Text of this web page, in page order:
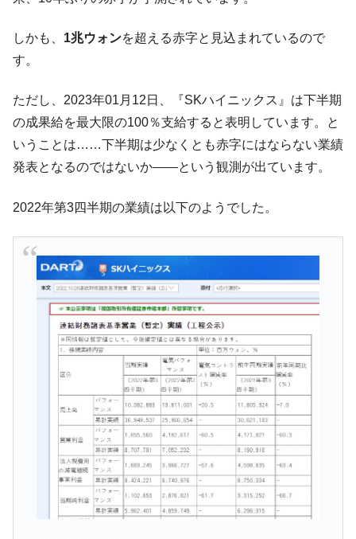
ン』1人当たり賠償10万ウォンを認定 ⇒ 総額3兆7,000億
『Money1』 韓国で猛暑。南東部では干ばつ
『Money1』
『Money1』
【対日本円】ウォン安が急進！ 日米の協調
に韓国がいっちょがみしたのでは。
『Money1』
韓国政府『BYD』車への補助金を全廃 ⇒ 実
は韓国で『BYD』車は売れている。6カ月で対前年同期比
『Money1』
在韓米国大使スティールが着韓！⇒ さっそ
ドを掲げる「在韓反米勢力」
『Money1』
韓国政府「2035年までに18.4GW規模のAIデ
ータセンター整備」⇒ だから無理だってば。
『Money1』
JPモルガン「韓国レバレッジETFの清算は
ほぼ終わった」
『Money1』
韓国『国民年金公団』株価暴落で200兆蒸
韓国政府「ニセＫ-ブランドを通報しようキ
ャンペーン」⇒ あの名物教授も登場！
『Money1』
韓国「橋が落ちました」⇒ 耐久性「なさす
ぎ」では。
『Money1』
韓国鉄鋼最大手『POSCO』ズブズブ沈む。
営業利益80.2％も減少
しかも、 1兆ウォンを超える赤字と見込まれているので
す。
ただし、2023年01月12日、『SKハイニックス』は下半期
の成果給を最大限の100％支給すると表明しています。と
いうことは……下半期は少なくとも赤字にはならない業績
発表となるのではないか――という観測が出ています。
2022年第3四半期の業績は以下のようでした。